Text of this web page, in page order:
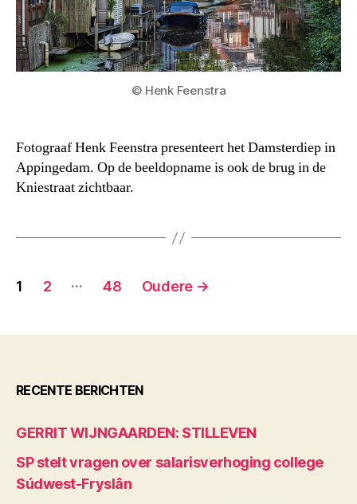
© Henk Feenstra
Fotograaf Henk Feenstra presenteert het Damsterdiep in
Appingedam. Op de beeldopname is ook de brug in de
Kniestraat zichtbaar.
Berichten
1 2 … 48 Oudere →
RECENTE BERICHTEN
GERRIT WIJNGAARDEN: STILLEVEN
SP stelt vragen over salarisverhoging college
Súdwest-Fryslân